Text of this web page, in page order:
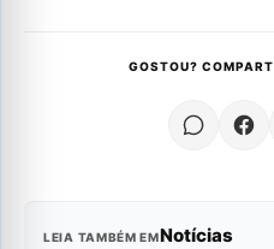
GOSTOU?
LEIA TAMBÉM EMNotícias